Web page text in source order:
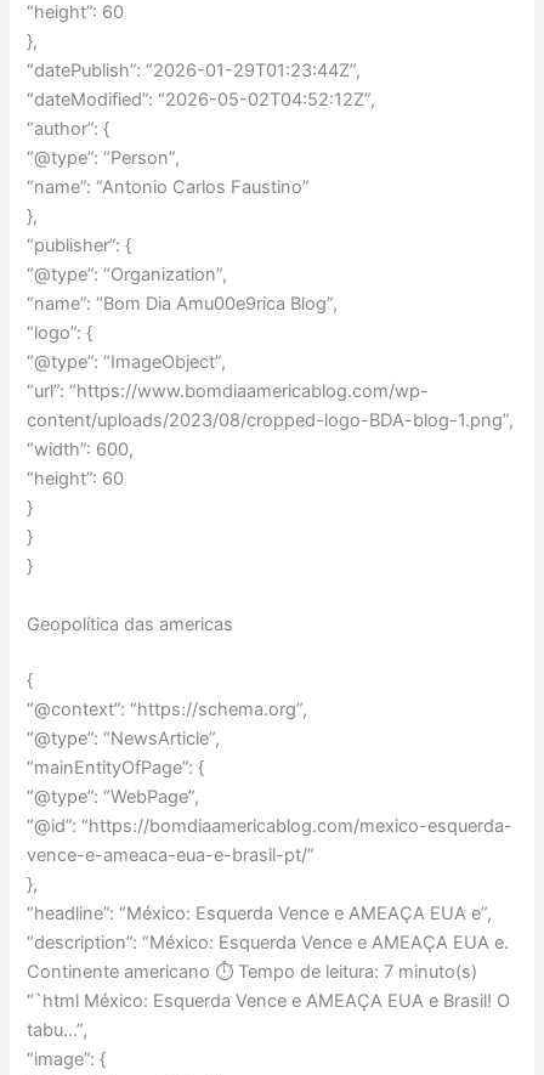
“height”: 60
},
“datePublish”: “2026-01-29T01:23:44Z”,
“dateModified”: “2026-05-02T04:52:12Z”,
“author”: {
“@type”: “Person”,
“name”: “Antonio Carlos Faustino”
},
“publisher”: {
“@type”: “Organization”,
“name”: “Bom Dia Amu00e9rica Blog”,
“logo”: {
“@type”: “ImageObject”,
“url”: “https://www.bomdiaamericablog.com/wp-
content/uploads/2023/08/cropped-logo-BDA-blog-1.png”,
“width”: 600,
“height”: 60
}
}
}
Geopolítica das americas
{
“@context”: “https://schema.org”,
“@type”: “NewsArticle”,
“mainEntityOfPage”: {
“@type”: “WebPage”,
“@id”: “https://bomdiaamericablog.com/mexico-esquerda-
vence-e-ameaca-eua-e-brasil-pt/”
},
“headline”: “México: Esquerda Vence e AMEAÇA EUA e”,
“description”: “México: Esquerda Vence e AMEAÇA EUA e.
Continente americano ⏱️ Tempo de leitura: 7 minuto(s)
“`html México: Esquerda Vence e AMEAÇA EUA e Brasil! O
tabu…”,
“image”: {